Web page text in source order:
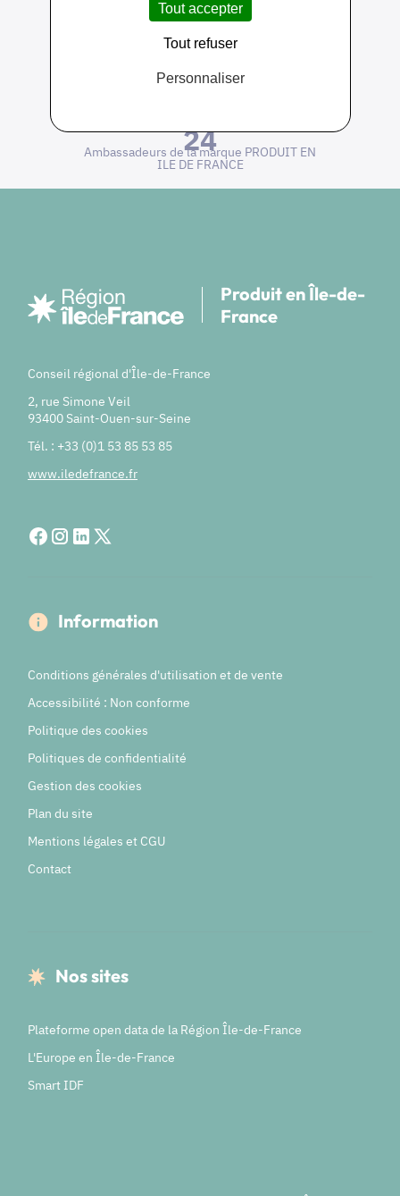
650
24
Ambassadeurs de la marque PRODUIT EN
ILE DE FRANCE
Produit en Île-de-
France
Conseil régional d'Île-de-France
2, rue Simone Veil
93400 Saint-Ouen-sur-Seine
Tél. : +33 (0)1 53 85 53 85
www.iledefrance.fr
Information
Conditions générales d'utilisation et de vente
Accessibilité : Non conforme
Politique des cookies
Politiques de confidentialité
Gestion des cookies
Plan du site
Mentions légales et CGU
Contact
Nos sites
Plateforme open data de la Région Île-de-France
L'Europe en Île-de-France
Smart IDF
Tout accepter
Tout refuser
Personnaliser